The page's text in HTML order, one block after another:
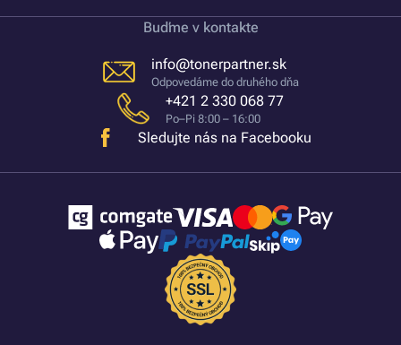
Buďme v kontakte
info@tonerpartner.sk
Odpovedáme do druhého dňa
+421 2 330 068 77
Po–Pi 8:00 – 16:00
Sledujte nás na Facebooku